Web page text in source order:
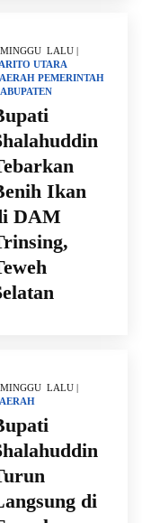
LALU |
UTARA
PEMERINTAH
Ikan
DAM
LALU |
di